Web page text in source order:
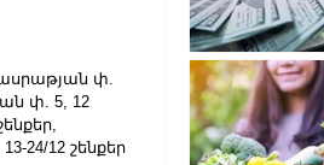
փ.
փ. 5, 12
24/12 շենքեր